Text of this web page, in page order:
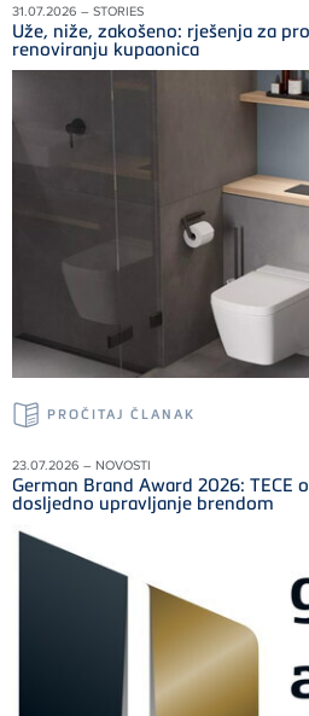
31.07.2026 – STORIES
Uže, niže, zakošeno: rješenja za
renoviranju kupaonica
PROČITAJ ČLANAK
23.07.2026 – NOVOSTI
German Brand Award 2026: TECE
dosljedno upravljanje brendom